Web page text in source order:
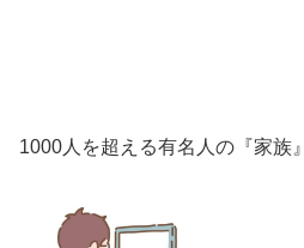
1000人を超える有名人の『家族